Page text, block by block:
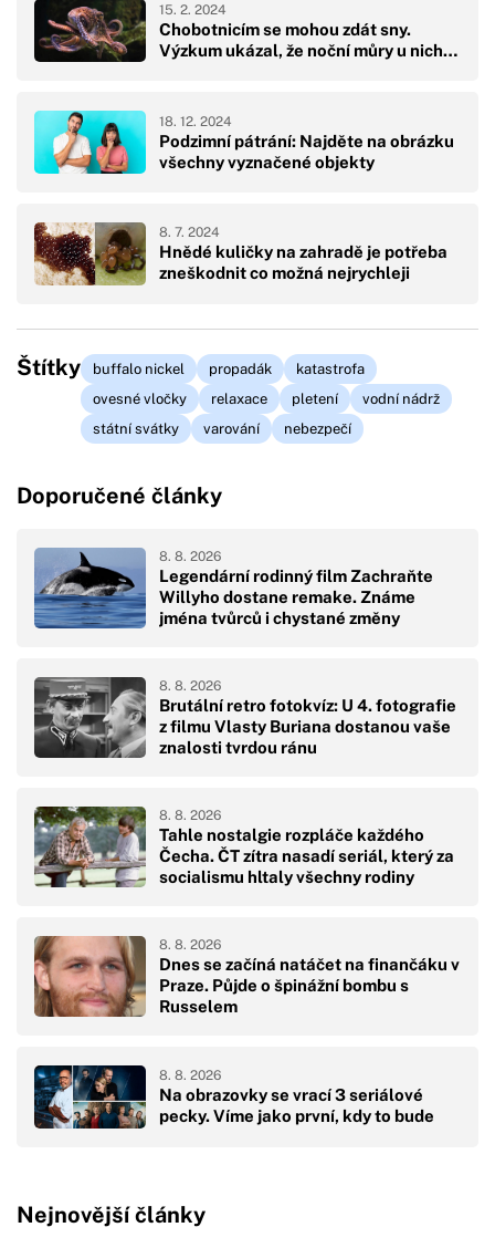
Chobotnicím se mohou zdát sny.
Výzkum ukázal, že noční můry u nich…
15. 2. 2024
Podzimní pátrání: Najděte na obrázku
všechny vyznačené objekty
18. 12. 2024
Hnědé kuličky na zahradě je potřeba
zneškodnit co možná nejrychleji
8. 7. 2024
Štítky buffalo nickel propadák
katastrofa
ovesné vločky
relaxace pletení
vodní nádrž
státní svátky
varování nebezpečí
Doporučené články
Legendární rodinný film Zachraňte
Willyho dostane remake. Známe
jména tvůrců i chystané změny
8. 8. 2026
Brutální retro fotokvíz: U 4. fotografie
z filmu Vlasty Buriana dostanou vaše
znalosti tvrdou ránu
8. 8. 2026
Tahle nostalgie rozpláče každého
Čecha. ČT zítra nasadí seriál, který za
socialismu hltaly všechny rodiny
8. 8. 2026
Dnes se začíná natáčet na finančáku v
Praze. Půjde o špinážní bombu s
Russelem
8. 8. 2026
Na obrazovky se vrací 3 seriálové
pecky. Víme jako první, kdy to bude
8. 8. 2026
Nejnovější články